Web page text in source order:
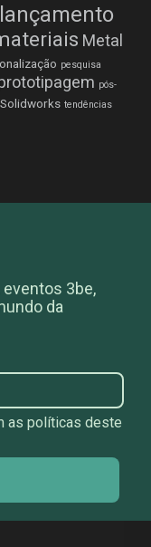
lançamento
Metal
pesquisa
pós-
Solidworks tendências
eventos 3be,
da
as políticas deste